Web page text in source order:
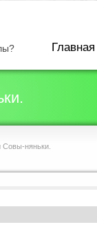
Главная
Совы-няньки.